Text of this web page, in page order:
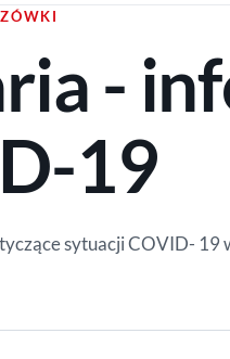
-
19
sytuacji COVID- 19